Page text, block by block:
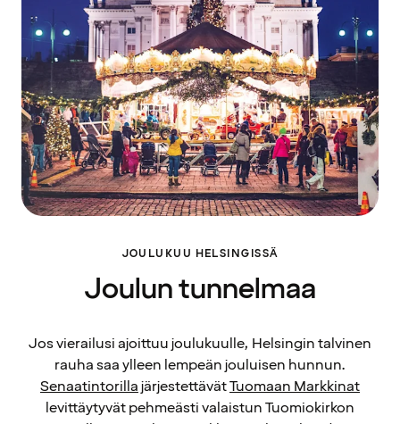
JOULUKUU HELSINGISSÄ
Joulun tunnelmaa
Jos vierailusi ajoittuu joulukuulle, Helsingin talvinen
rauha saa ylleen lempeän jouluisen hunnun.
SenaatintorillajärjestettävätTuomaan Markkinat
levittäytyvät pehmeästi valaistun Tuomiokirkon